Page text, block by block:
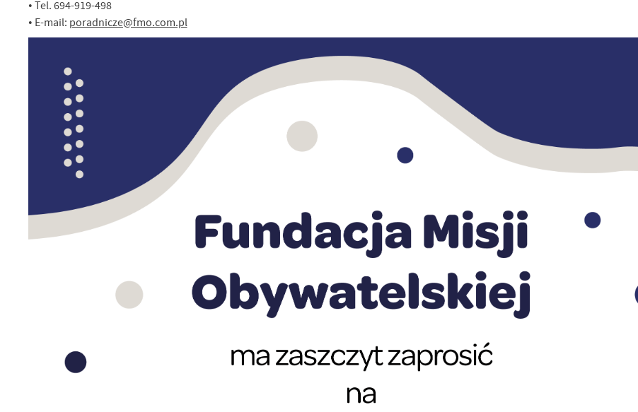
• Tel. 694-919-498
• E-mail: poradnicze@fmo.com.pl
Szanujemy Twoją prywatność. Możesz zmienić ustawienia cookies lub zaakceptować je
wszystkie. W dowolnym momencie możesz dokonać zmiany swoich ustawień.
Niezbędne
Niezbędne pliki cookies służą do prawidłowego funkcjonowania strony internetowej i
umożliwiają Ci komfortowe korzystanie z oferowanych przez nas usług.
Twoich ustawień preferencji prywatności, logowania czy wypełniania formularzy. Dzięki plikom
cookies strona, z której korzystasz, może działać bez zakłóceń.
Tego typu pliki cookies umożliwiają stronie internetowej zapamiętanie wprowadzonych przez